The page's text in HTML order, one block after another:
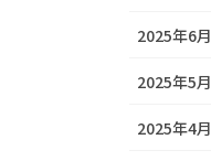
2025年6月
2025年5月
2025年4月